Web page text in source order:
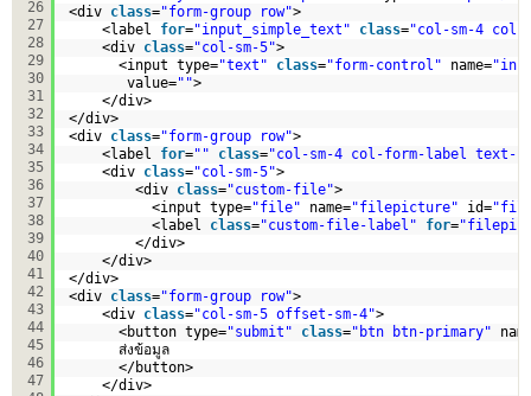
26
27
28
29
30
31
32
33
34
35
36
37
38
39
40
41
42
43
44
45
46
47
<div class="form-group row">
<label for="input_simple_text" class="col-sm-4
<div class="col-sm-5">
<input type="text" class="form-control" name=
value="">
</div>
</div>
<div class="form-group row">
<label for="" class="col-sm-4 col-form-label text-
<div class="col-sm-5">
<div class="custom-file">
<input type="file" name="filepicture" id=
<label class="custom-file-label" for=
</div>
</div>
</div>
<div class="form-group row">
<div class="col-sm-5 offset-sm-4">
<button type="submit" class="btn btn-primary"
ส่งข้อมูล
</button>
</div>